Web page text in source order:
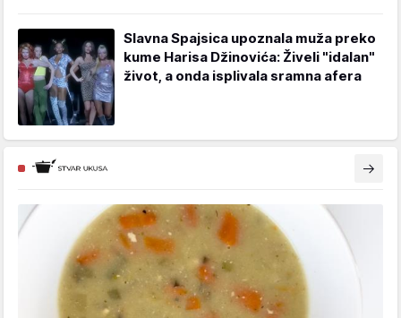
Slavna Spajsica upoznala muža preko
kume Harisa Džinovića: Živeli "idalan"
život, a onda isplivala sramna afera